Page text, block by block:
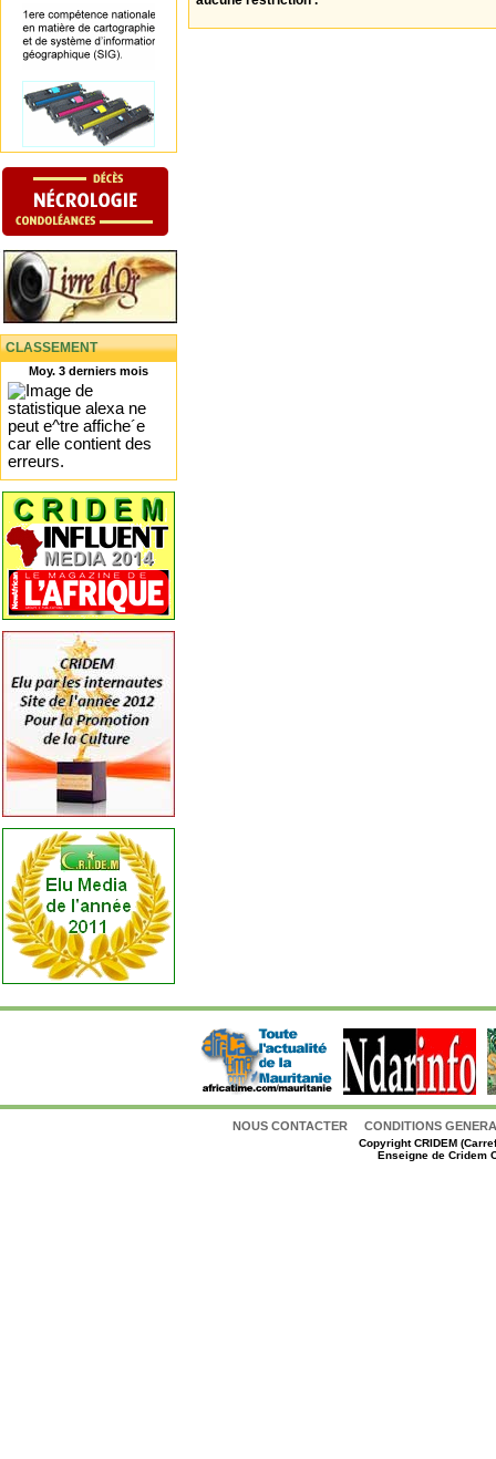
CLASSEMENT
Moy. 3 derniers mois
NOUS CONTACTER CONDITIONS
CopyrightCRIDEM
Enseigne de Cridem